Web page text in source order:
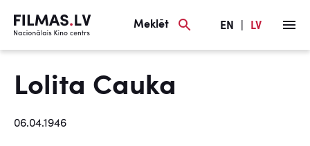
Meklēt EN LV
Lolita Cauka
06.04.1946